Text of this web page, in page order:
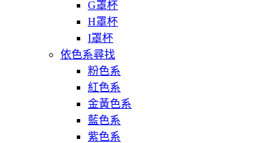
G罩杯
H罩杯
I罩杯
依色系尋找
粉色系
紅色系
金黃色系
藍色系
紫色系